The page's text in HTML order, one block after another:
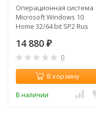
Операционная система
Microsoft Windows 10
Home 32/64 bit SP2 Rus
14 880 ₽
0
В корзину
В наличии